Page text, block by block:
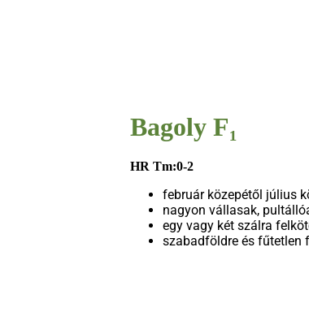
Bagoly F₁
HR Tm:0-2
február közepétől július
nagyon vállasak,
egy vagy két szálra
szabadföldre és fűtetlen